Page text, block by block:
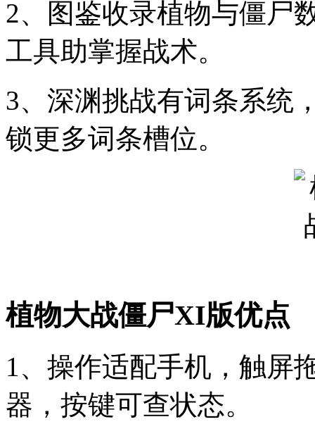
2、图鉴收录植物与僵尸
工具助掌握战术。
3、深渊挑战有词条系统
锁更多词条槽位。
植物大战僵尸XI版优点
1、操作适配手机，触屏
器，按键可查状态。